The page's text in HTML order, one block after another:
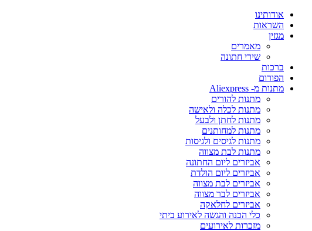
אודותינו
השראות
מגזין
מאמרים
שירי חתונה
ברכות
הפורום
מתנות מ- Aliexpress
מתנות להורים
מתנות לכלה ולאישה
מתנות לחתן ולבעל
מתנות למחותנים
מתנות לגיסים ולגיסות
מתנות לבת מצווה
אביזרים ליום החתונה
אביזרים ליום הולדת
אביזרים לבת מצווה
אביזרים לבר מצווה
אביזרים לחלאקה
כלי הכנה והגשה לאירוע ביתי
מזכרות לאירועים